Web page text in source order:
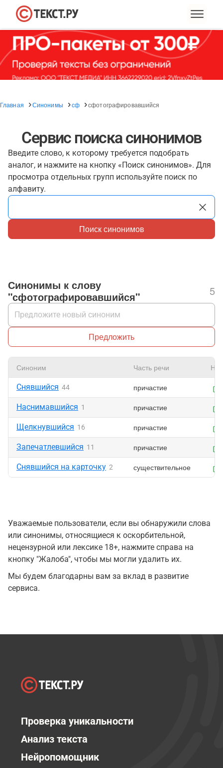
Главная Синонимы сф сфотографировавшийся
Сервис поиска синонимов
Введите слово, к которому требуется подобрать
аналог, и нажмите на кнопку «Поиск синонимов». Для
просмотра отдельных групп используйте поиск по
алфавиту.
Поиск синонимов
Синонимы к слову
"сфотографировавшийся"
5
Предложить
Синоним Часть речи
Снявшийся 44 причастие
Наснимавшийся 1 причастие
Щелкнувшийся 16 причастие
Запечатлевшийся 11 причастие
Снявшийся на карточку 2 существительное
Уважаемые пользователи, если вы обнаружили слова
или синонимы, относящиеся к оскорбительной,
нецензурной или лексике 18+, нажмите справа на
кнопку "Жалоба", чтобы мы могли удалить их.
Мы будем благодарны вам за вклад в развитие
сервиса.
Проверка уникальности
Анализ текста
Нейропомощник